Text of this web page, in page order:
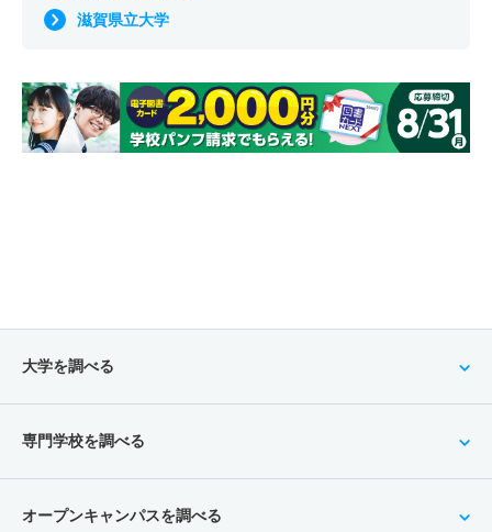
滋賀県立大学
大学を調べる
専門学校を調べる
オープンキャンパスを調べる